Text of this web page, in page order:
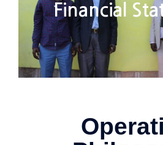
Financial